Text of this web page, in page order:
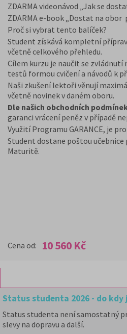
ZDARMA videonávod „Jak se
ZDARMA e-book „Dostat na obor
Proč si vybrat tento balíček?
Student získává kompletní
včetně celkového přehledu.
Cílem kurzu je naučit se
testů formou cvičení a návodů k
Naši zkušení lektoři věnují
včetně novinek v daném oboru.
Dle našich obchodních
garanci vrácení peněz v případě
Využití Programu GARANCE, je
Student dostane poštou učebnice
Maturitě.
Cena od: 10 560 Kč
Status studenta 2026 - do
Status studenta není samostatný
slevy na dopravu a další.